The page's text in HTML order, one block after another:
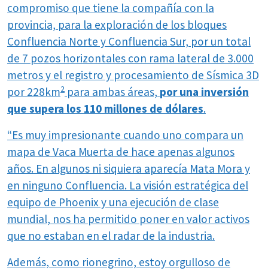
compromiso que tiene la compañía con la
provincia, para la exploración de los bloques
Confluencia Norte y Confluencia Sur, por un total
de 7 pozos horizontales con rama lateral de 3.000
metros y el registro y procesamiento de Sísmica 3D
por 228km2 para ambas áreas, por una inversión
que supera los 110 millones de dólares.
“Es muy impresionante cuando uno compara un
mapa de Vaca Muerta de hace apenas algunos
años. En algunos ni siquiera aparecía Mata Mora y
en ninguno Confluencia. La visión estratégica del
equipo de Phoenix y una ejecución de clase
mundial, nos ha permitido poner en valor activos
que no estaban en el radar de la industria.
Además, como rionegrino, estoy orgulloso de